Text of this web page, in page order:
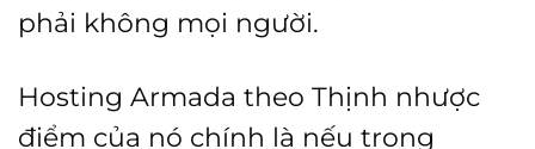
phải không mọi người.
Hosting Armada theo Thịnh nhược
điểm của nó chính là nếu trong